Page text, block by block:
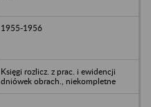
1955-1956
Księgi rozlicz. z prac. i ewidencji
dniówek obrach., niekompletne